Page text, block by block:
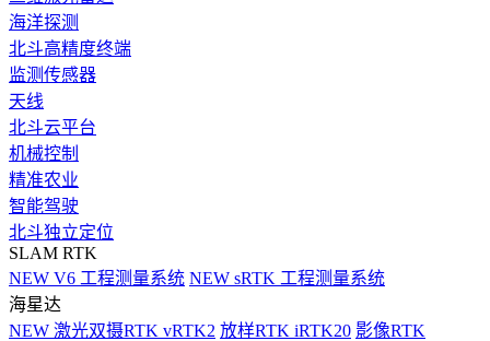
海洋探测
北斗高精度终端
监测传感器
天线
北斗云平台
机械控制
精准农业
智能驾驶
北斗独立定位
SLAM RTK
NEW V6 工程测量系统 NEW sRTK 工程测量系统
海星达
NEW 激光双摄RTK vRTK2 放样RTK iRTK20 影像RTK